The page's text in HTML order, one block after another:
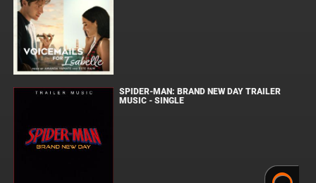
SPIDER-MAN: BRAND NEW DAY TRAILER
MUSIC - SINGLE